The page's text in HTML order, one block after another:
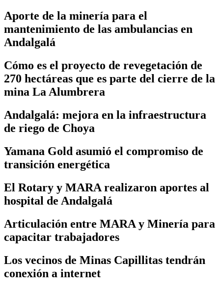
Aporte de la minería para el
mantenimiento de las ambulancias en
Andalgalá
Cómo es el proyecto de revegetación de
270 hectáreas que es parte del cierre de la
mina La Alumbrera
Andalgalá: mejora en la infraestructura
de riego de Choya
Yamana Gold asumió el compromiso de
transición energética
El Rotary y MARA realizaron aportes al
hospital de Andalgalá
Articulación entre MARA y Minería para
capacitar trabajadores
Los vecinos de Minas Capillitas tendrán
conexión a internet